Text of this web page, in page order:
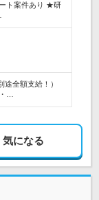
ト案件あり ★研
全額支給！）
…
気になる